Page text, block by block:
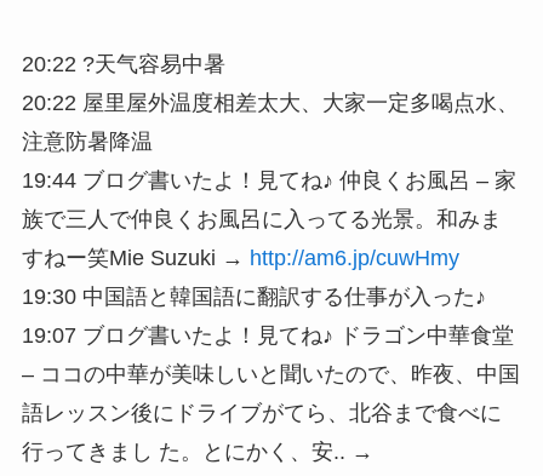
20:22 ?天气容易中暑
20:22 屋里屋外温度相差太大、大家一定多喝点水、
注意防暑降温
19:44 ブログ書いたよ！見てね♪ 仲良くお風呂 – 家
族で三人で仲良くお風呂に入ってる光景。和みま
すねー笑Mie Suzuki → http://am6.jp/cuwHmy
19:30 中国語と韓国語に翻訳する仕事が入った♪
19:07 ブログ書いたよ！見てね♪ ドラゴン中華食堂
– ココの中華が美味しいと聞いたので、昨夜、中国
語レッスン後にドライブがてら、北谷まで食べに
行ってきまし た。とにかく、安.. →